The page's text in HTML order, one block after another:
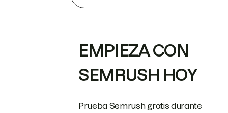
EMPIEZA CON
SEMRUSH HOY
Prueba Semrush gratis durante